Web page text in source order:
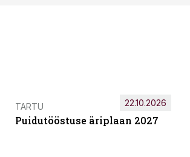
TARTU
Puidutööstuse äriplaan 2027
22.10.2026